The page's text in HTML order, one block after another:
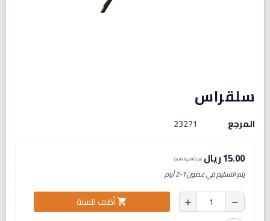
سلقراس
المرجع 23271
15.00 ريال غير شامل للضريبة
يتم التسليم في غضون 1-2 أيام
remove
add
shopping_cartأضف للسلة